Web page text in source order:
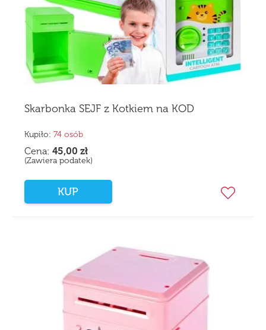
Skarbonka SEJF z Kotkiem na KOD
Kupiło: 74 osób
Cena: 45,00 zł
(Zawiera podatek)
KUP